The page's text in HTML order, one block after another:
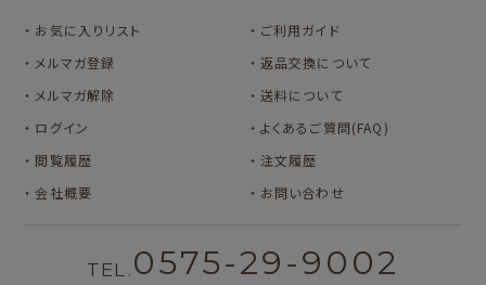
TEA STAND
お気に入りリスト
メルマガ登録
メルマガ解除
ログイン
ご利用ガイド
返品交換について
送料について
よくあるご質問(FAQ)
閲覧履歴
注文履歴
会社概要
お問い合わせ
TEL. 0575-29-9002